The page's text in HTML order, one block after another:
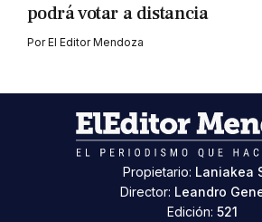
podrá votar a distancia
PorEl Editor Mendoza
Propietario: Laniakea
Director: Leandro
Edición: 521